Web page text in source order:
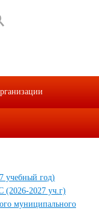
учебный год)
2027 уч.г)
муниципального